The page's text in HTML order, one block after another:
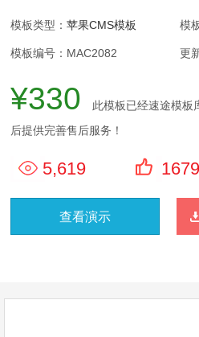
模板类型：苹果CMS模板 模
模板编号：MAC2082 更
¥330
此模板已经速途模板
后提供完善售后服务！
5,619 1679
查看演示